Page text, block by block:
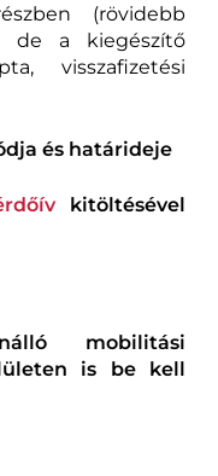
(rövidebb
de a kiegészítő
visszafizetési
és határideje
kitöltésével
mobilitási
is be kell